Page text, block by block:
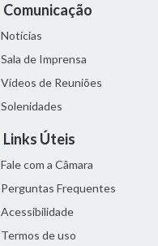
Comunicação
Notícias
Sala de Imprensa
Vídeos de Reuniões
Solenidades
Links Úteis
Fale com a Câmara
Perguntas Frequentes
Acessibilidade
Termos de uso